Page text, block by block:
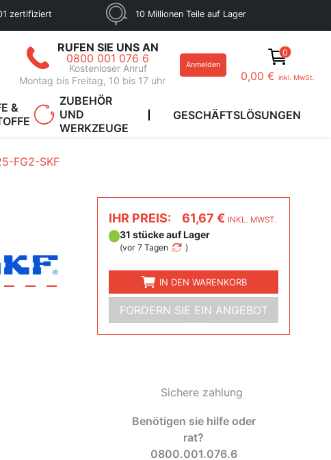
zertifiziert 10 Millionen Teile auf Lager
RUFEN SIE UNS AN
0800 001 076 6
Kostenloser Anruf
Montag bis Freitag, 10 bis 17 uhr
Anmelden
0
0,00 € inkl. MwSt.
&
ZUBEHÖR
UND
WERKZEUGE
GESCHÄFTSLÖSUNGEN
FG2-SKF
IHR PREIS: 61,67 € INKL. MWST.
31 stücke auf Lager
(vor 7 Tagen )
IN DEN WARENKORB
FORDERN SIE EIN ANGEBOT
AN
Sichere zahlung
Benötigen sie hilfe oder
rat?
0800.001.076.6